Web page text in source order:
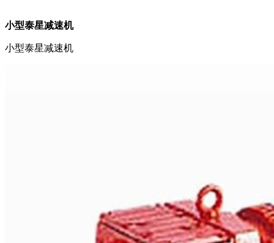
小型泰星减速机
小型泰星减速机